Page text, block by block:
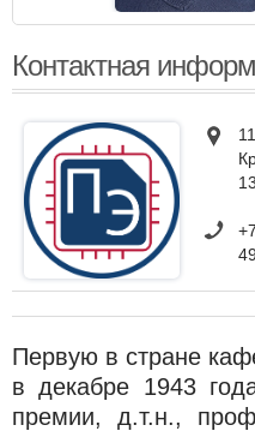
Контактная
Первую в стране
в декабре 1943
премии, д.т.н.,